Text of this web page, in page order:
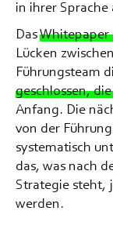
in ihrer
DasWhitepaper
Lücken
Führungsteam
geschlossen,
Anfang. Die
von der
systematisch
das, was nach
Strategie steht,
werden.